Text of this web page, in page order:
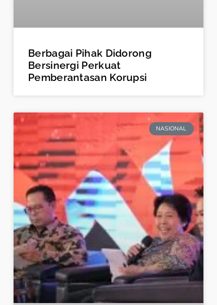
Berbagai Pihak Didorong
Bersinergi Perkuat
Pemberantasan Korupsi
NASIONAL